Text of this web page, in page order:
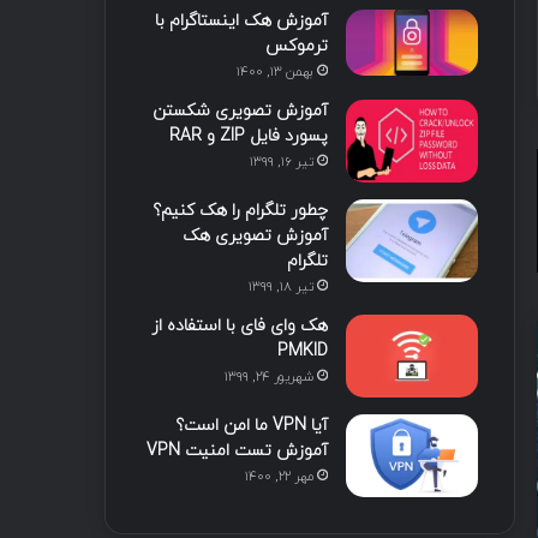
ی
ن
ب
ا
گ
ر
م
م
آموزش هک اینستاگرام با
ترموکس
بهمن ۱۳, ۱۴۰۰
آموزش تصویری شکستن
پسورد فایل ZIP و RAR
تیر ۱۶, ۱۳۹۹
چطور تلگرام را هک کنیم؟
آموزش تصویری هک
تلگرام
تیر ۱۸, ۱۳۹۹
هک وای فای با استفاده از
PMKID
شهریور ۲۴, ۱۳۹۹
آیا VPN ما امن است؟
آموزش تست امنیت VPN
مهر ۲۲, ۱۴۰۰